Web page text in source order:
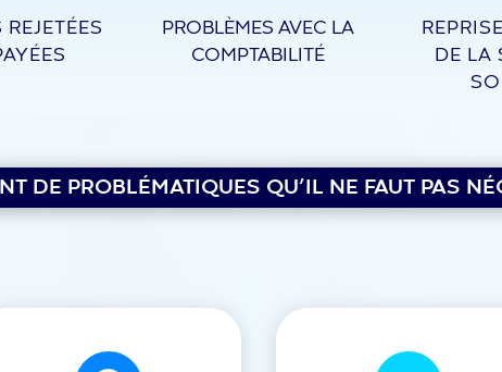
REJETÉES
PROBLÈMES AVEC LA
COMPTABILITÉ
DE LA
DE PROBLÉMATIQUES QU’IL NE FAUT PAS